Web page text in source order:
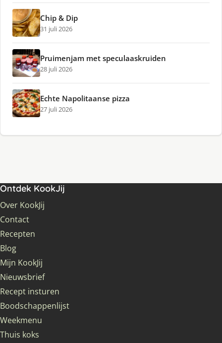
Chip & Dip
31 juli 2026
Pruimenjam met speculaaskruiden
28 juli 2026
Echte Napolitaanse pizza
27 juli 2026
Ontdek KookJij
Over KookJij
Contact
Recepten
Blog
Mijn KookJij
Nieuwsbrief
Recept insturen
Boodschappenlijst
Weekmenu
Thuis koks